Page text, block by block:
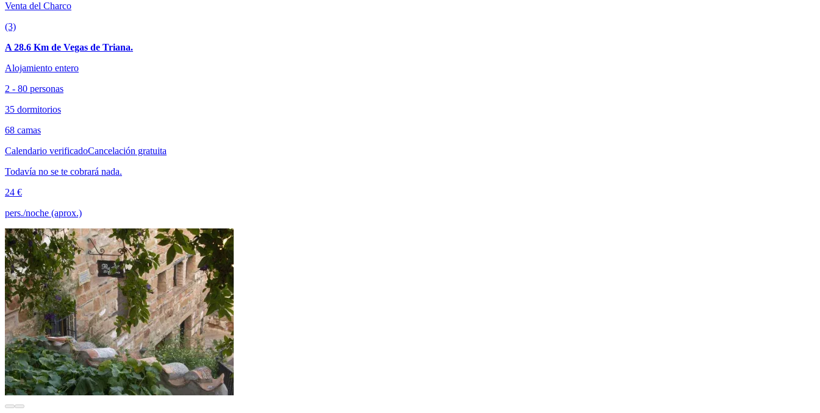
Venta del Charco
(3)
A 28.6 Km de Vegas de Triana.
Alojamiento entero
2 - 80 personas
35 dormitorios
68 camas
Calendario verificadoCancelación gratuita
Todavía no se te cobrará nada.
24 €
pers./noche (aprox.)